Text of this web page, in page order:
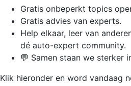
Gratis onbeperkt topics
Gratis advies van experts.
Help elkaar, leer van
dé auto-expert community.
💬 Samen staan we sterker
Klik hieronder en word vandaag